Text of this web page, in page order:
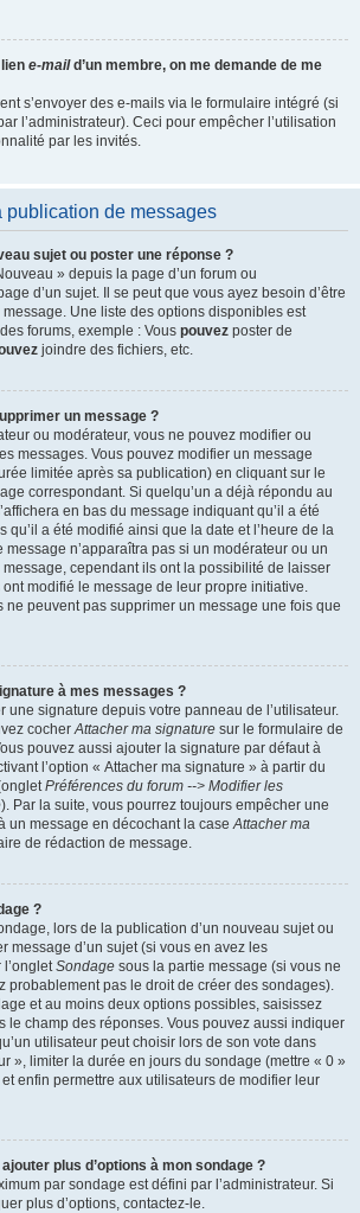
e-maild’un membre, on me demande de me
s’envoyer des e-mails via le formulaire intégré (si
l’administrateur). Ceci pour empêcher l’utilisation
par les invités.
publication de messages
sujet ou poster une réponse ?
» depuis la page d’un forum ou
d’un sujet. Il se peut que vous ayez besoin d’être
Une liste des options disponibles est
forums, exemple : Vous pouvez poster de
joindre des fichiers, etc.
un message ?
ou modérateur, vous ne pouvez modifier ou
messages. Vous pouvez modifier un message
limitée après sa publication) en cliquant sur le
correspondant. Si quelqu’un a déjà répondu au
en bas du message indiquant qu’il a été
qu’il a été modifié ainsi que la date et l’heure de la
n’apparaîtra pas si un modérateur ou un
cependant ils ont la possibilité de laisser
modifié le message de leur propre initiative.
ne peuvent pas supprimer un message une fois que
à mes messages ?
une signature depuis votre panneau de l’utilisateur.
cocherAttacher ma signature sur le formulaire de
pouvez aussi ajouter la signature par défaut à
l’option « Attacher ma signature » à partir du
Préférences du forum --> Modifier les
). Par la suite, vous pourrez toujours empêcher une
un message en décochant la caseAttacher ma
de rédaction de message.
?
lors de la publication d’un nouveau sujet ou
message d’un sujet (si vous en avez les
Sondage sous la partie message (si vous ne
probablement pas le droit de créer des sondages).
et au moins deux options possibles, saisissez
le champ des réponses. Vous pouvez aussi indiquer
utilisateur peut choisir lors de son vote dans
», limiter la durée en jours du sondage (mettre « 0 »
enfin permettre aux utilisateurs de modifier leur
plus d’options à mon sondage ?
par sondage est défini par l’administrateur. Si
plus d’options, contactez-le.